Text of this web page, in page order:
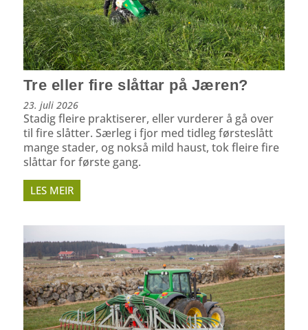
Tre eller fire slåttar på Jæren?
23. juli 2026
Stadig fleire praktiserer, eller vurderer å gå over
til fire slåtter. Særleg i fjor med tidleg førsteslått
mange stader, og nokså mild haust, tok fleire fire
slåttar for første gang.
LES MEIR